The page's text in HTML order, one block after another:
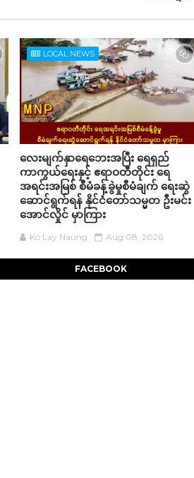
LOCAL NEWS
လေးမျက်နှာရေဘေးအပြီး ရေရှည်
ကာကွယ်ရေးနှင့် ဧရာဝတီတိုင်း ရေ
အရင်းအမြစ် စီမံခန့်ခွဲမှုစီမံချက် ရေးဆွဲ
ဆောင်ရွက်ရန် နိုင်ငံတော်သမ္မတ ဦးမင်း
အောင်လှိုင် မှာကြား
Ko Lay Naung Aug 08, 2026
FACEBOOK